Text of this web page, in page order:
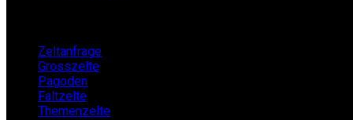
Zeltanfrage
Grosszelte
Pagoden
Faltzelte
Themenzelte